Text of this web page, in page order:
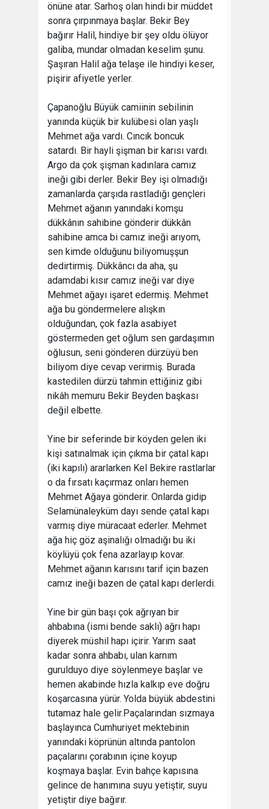
önüne atar. Sarhoş olan hindi bir müddet
sonra çırpınmaya başlar. Bekir Bey
bağırır Halil, hindiye bir şey oldu ölüyor
galiba, mundar olmadan keselim şunu.
Şaşıran Halil ağa telaşe ile hindiyi keser,
pişirir afiyetle yerler.
Çapanoğlu Büyük camiinin sebilinin
yanında küçük bir kulübesi olan yaşlı
Mehmet ağa vardı. Cıncık boncuk
satardı. Bir hayli şişman bir karısı vardı.
Argo da çok şişman kadınlara camız
ineği gibi derler. Bekir Bey işi olmadığı
zamanlarda çarşıda rastladığı gençleri
Mehmet ağanın yanındaki komşu
dükkânın sahibine gönderir dükkân
sahibine amca bi camız ineği arıyom,
sen kimde olduğunu biliyomuşşun
dedirtirmiş. Dükkâncı da aha, şu
adamdabi kısır camız ineği var diye
Mehmet ağayı işaret edermiş. Mehmet
ağa bu göndermelere alışkın
olduğundan, çok fazla asabiyet
göstermeden get oğlum sen gardaşımın
oğlusun, seni gönderen dürzüyü ben
biliyom diye cevap verirmiş. Burada
kastedilen dürzü tahmin ettiğiniz gibi
nikâh memuru Bekir Beyden başkası
değil elbette.
Yine bir seferinde bir köyden gelen iki
kişi satınalmak için çıkma bir çatal kapı
(iki kapılı) ararlarken Kel Bekire rastlarlar
o da fırsatı kaçırmaz onları hemen
Mehmet Ağaya gönderir. Onlarda gidip
Selamünaleyküm dayı sende çatal kapı
varmış diye müracaat ederler. Mehmet
ağa hiç göz aşinalığı olmadığı bu iki
köylüyü çok fena azarlayıp kovar.
Mehmet ağanın karısını tarif için bazen
camız ineği bazen de çatal kapı derlerdi.
Yine bir gün başı çok ağrıyan bir
ahbabına (ismi bende saklı) ağrı hapı
diyerek müshil hapı içirir. Yarım saat
kadar sonra ahbabı, ulan karnım
gurulduyo diye söylenmeye başlar ve
hemen akabinde hızla kalkıp eve doğru
koşarcasına yürür. Yolda büyük abdestini
tutamaz hale gelir.Paçalarından sızmaya
başlayınca Cumhuriyet mektebinin
yanındaki köprünün altında pantolon
paçalarını çorabının içine koyup
koşmaya başlar. Evin bahçe kapısına
gelince de hanımına suyu yetiştir, suyu
yetiştir diye bağırır.